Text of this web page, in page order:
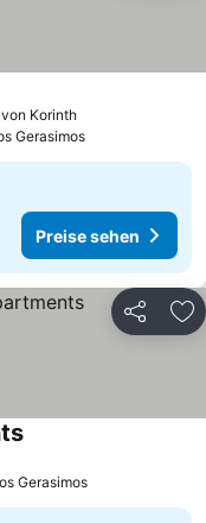
KorinthPreise sehen
Gerasimos
Preise sehen
Teilen
Preise sehen
Gerasimos